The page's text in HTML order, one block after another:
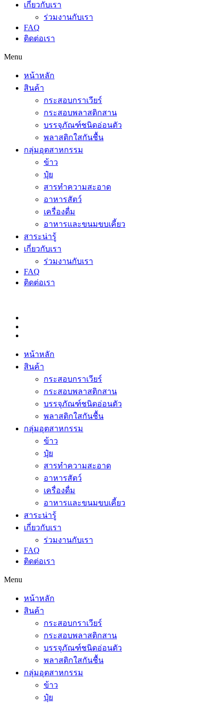
เกี่ยวกับเรา
ร่วมงานกับเรา
FAQ
ติดต่อเรา
Menu
หน้าหลัก
สินค้า
กระสอบกราเวียร์
กระสอบพลาสติกสาน
บรรจุภัณฑ์ชนิดอ่อนตัว
พลาสติกใสกันชื้น
กลุ่มอุตสาหกรรม
ข้าว
ปุ๋ย
สารทำความสะอาด
อาหารสัตว์
เครื่องดื่ม
อาหารและขนมขบเคี้ยว
สาระน่ารู้
เกี่ยวกับเรา
ร่วมงานกับเรา
FAQ
ติดต่อเรา
หน้าหลัก
สินค้า
กระสอบกราเวียร์
กระสอบพลาสติกสาน
บรรจุภัณฑ์ชนิดอ่อนตัว
พลาสติกใสกันชื้น
กลุ่มอุตสาหกรรม
ข้าว
ปุ๋ย
สารทำความสะอาด
อาหารสัตว์
เครื่องดื่ม
อาหารและขนมขบเคี้ยว
สาระน่ารู้
เกี่ยวกับเรา
ร่วมงานกับเรา
FAQ
ติดต่อเรา
Menu
หน้าหลัก
สินค้า
กระสอบกราเวียร์
กระสอบพลาสติกสาน
บรรจุภัณฑ์ชนิดอ่อนตัว
พลาสติกใสกันชื้น
กลุ่มอุตสาหกรรม
ข้าว
ปุ๋ย